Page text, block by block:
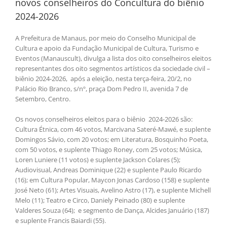
2024-2026
A Prefeitura de Manaus, por meio do Conselho Municipal de
Cultura e apoio da Fundação Municipal de Cultura, Turismo e
Eventos (Manauscult), divulga a lista dos oito conselheiros eleitos
representantes dos oito segmentos artísticos da sociedade civil –
biênio 2024-2026, após a eleição, nesta terça-feira, 20/2, no
Palácio Rio Branco, s/nº, praça Dom Pedro II, avenida 7 de
Setembro, Centro.
Os novos conselheiros eleitos para o biênio 2024-2026 são:
Cultura Étnica, com 46 votos, Marcivana Sateré-Mawé, e suplente
Domingos Sávio, com 20 votos; em Literatura, Bosquinho Poeta,
com 50 votos, e suplente Thiago Roney, com 25 votos; Música,
Loren Luniere (11 votos) e suplente Jackson Colares (5);
Audiovisual, Andreas Dominique (22) e suplente Paulo Ricardo
(16); em Cultura Popular, Maycon Jonas Cardoso (158) e suplente
José Neto (61); Artes Visuais, Avelino Astro (17), e suplente Michell
Melo (11); Teatro e Circo, Daniely Peinado (80) e suplente
Valderes Souza (64); e segmento de Dança, Alcides Januário (187)
e suplente Francis Baiardi (55).